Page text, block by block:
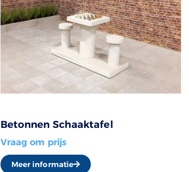
Betonnen Schaaktafel
Vraag om prijs
Meer informatie